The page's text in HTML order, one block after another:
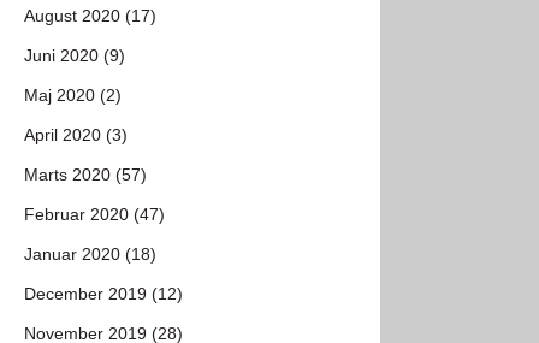
August 2020 (17)
Juni 2020 (9)
Maj 2020 (2)
April 2020 (3)
Marts 2020 (57)
Februar 2020 (47)
Januar 2020 (18)
December 2019 (12)
November 2019 (28)